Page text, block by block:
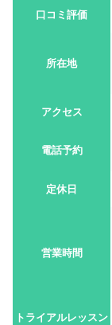
口コミ評価
所在地
アクセス
電話予約
定休日
営業時間
トライアルレッスン